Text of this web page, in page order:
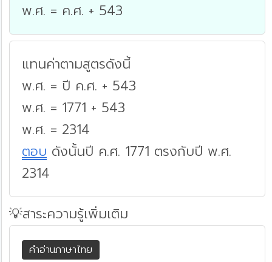
พ.ศ. = ค.ศ. + 543
แทนค่าตามสูตรดังนี้
พ.ศ. = ปี ค.ศ. + 543
พ.ศ. = 1771 + 543
พ.ศ. = 2314
ตอบ ดังนั้นปี ค.ศ. 1771 ตรงกับปี พ.ศ.
2314
💡สาระความรู้เพิ่มเติม
คำอ่านภาษาไทย